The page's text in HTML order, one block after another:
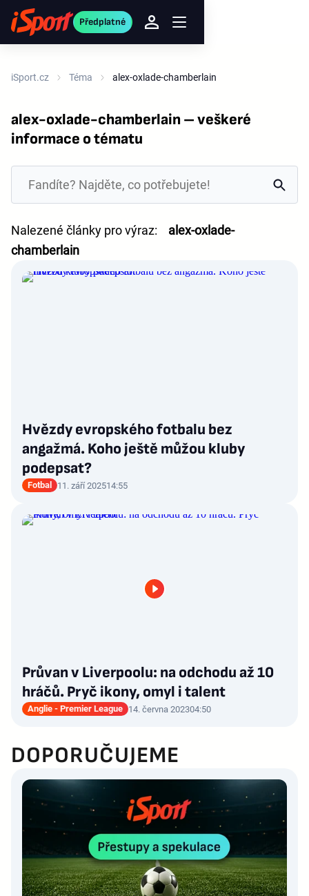
Předplatné
iSport.cz Téma alex-oxlade-chamberlain
alex-oxlade-chamberlain – veškeré
informace o tématu
Nalezené články pro výraz:
alex-oxlade-
chamberlain
Hvězdy evropského fotbalu bez
angažmá. Koho ještě můžou kluby
podepsat?
Fotbal 11. září 202514:55
Průvan v Liverpoolu: na odchodu až 10
hráčů. Pryč ikony, omyl i talent
Anglie - Premier League 14. června 202304:50
DOPORUČUJEME